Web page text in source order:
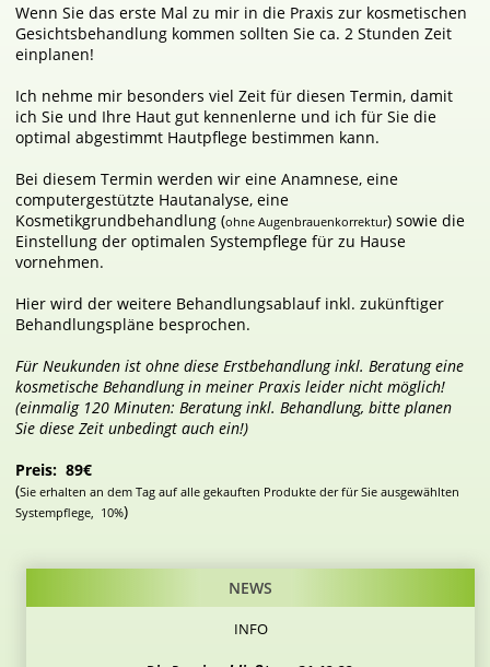
Wenn Sie das erste Mal zu mir in die Praxis zur kosmetischen
Gesichtsbehandlung kommen sollten Sie ca. 2 Stunden Zeit
einplanen!
Ich nehme mir besonders viel Zeit für diesen Termin, damit
ich Sie und Ihre Haut gut kennenlerne und ich für Sie die
optimal abgestimmt Hautpflege bestimmen kann.
Bei diesem Termin werden wir eine Anamnese, eine
computergestützte Hautanalyse, eine
Kosmetikgrundbehandlung (ohne Augenbrauenkorrektur) sowie die
Einstellung der optimalen Systempflege für zu Hause
vornehmen.
Hier wird der weitere Behandlungsablauf inkl. zukünftiger
Behandlungspläne besprochen.
Für Neukunden ist ohne diese Erstbehandlung inkl. Beratung eine
kosmetische Behandlung in meiner Praxis leider nicht möglich!
(einmalig 120 Minuten: Beratung inkl. Behandlung, bitte planen
Sie diese Zeit unbedingt auch ein!)
Preis: 89€
(Sie erhalten an dem Tag auf alle gekauften Produkte der für Sie ausgewählten
Systempflege, 10%)
NEWS
INFO